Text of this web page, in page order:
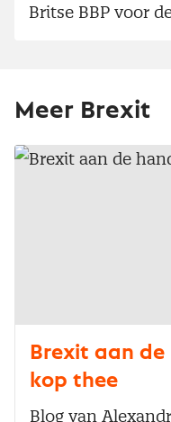
Britse BBP voor
Meer Brexit
Brexit aan
kop thee
Blog van